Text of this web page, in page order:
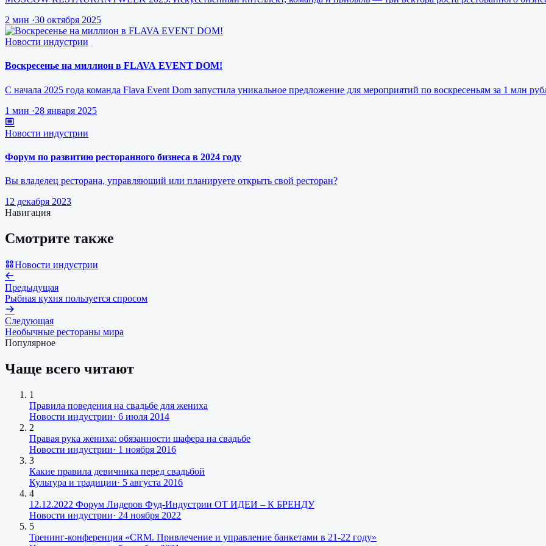
2 мин ·30 октября 2025
Новости индустрии
Воскресенье на миллион в FLAVA EVENT DOM!
С начала 2025 года команда Flava Event Dom запустила уникальное предложение для мероприятий по воскресеньям за 1 млн
1 мин ·28 января 2025
Новости индустрии
Форум по развитию ресторанного бизнеса в 2024 году
Вы владелец ресторана, управляющий или планируете открыть свой ресторан?
12 декабря 2023
Навигация
Смотрите также
Новости индустрии
Предыдущая
Рыбная кухня пользуется спросом
Следующая
Необычные рестораны мира
Популярное
Чаще всего читают
1
Правила поведения на свадьбе для жениха
Новости индустрии· 6 июля 2014
2
Правая рука жениха: обязанности шафера на свадьбе
Новости индустрии· 1 ноября 2016
3
Какие правила девичника перед свадьбой
Культура и традиции· 5 августа 2016
4
12.12.2022 Форум Лидеров Фуд-Индустрии ОТ ИДЕИ – К БРЕНДУ
Новости индустрии· 24 ноября 2022
5
Тренинг-конференция «CRM. Привлечение и управление банкетами в 21-22 году»